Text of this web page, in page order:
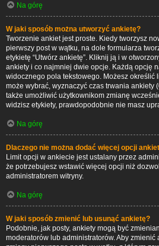
Na górę
W jaki sposób można utworzyć ankietę?
Tworzenie ankiet jest proste. Kiedy tworzysz
pierwszy post w wątku, na dole formularza
etykietę “Utwórz ankietę”. Kliknij ją i w
ankiety i co najmniej dwie opcje. Każdą opcję
widocznego pola tekstowego. Możesz określić
może wybrać, wyznaczyć czas trwania ankiety
także umożliwić użytkownikom zmianę
widzisz etykiety, prawdopodobnie nie masz
Na górę
Dlaczego nie można dodać więcej opcji
Limit opcji w ankiecie jest ustalany przez
że potrzebujesz wstawić więcej opcji niż
administratorem witryny.
Na górę
W jaki sposób zmienić lub usunąć ankietę?
Podobnie, jak posty, ankiety mogą być
moderatorów lub administratorów. Aby zmienić